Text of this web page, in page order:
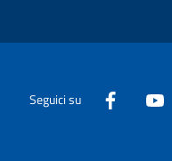
Seguici su